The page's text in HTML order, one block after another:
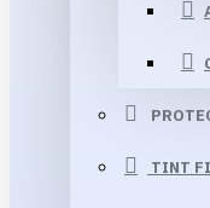
TINT